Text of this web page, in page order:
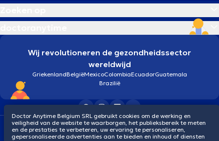
Wij revolutioneren de gezondheidssector
wereldwijd
GriekenlandBelgiëMexicoColombiaEcuadorGuatemala
Brazilië
Algemene voorwaarden CookiesPrivacybeleid
© 2026 doctoranytime
Doctor Anytime Belgium SRL gebruikt cookies om de werking en
veiligheid van de website te waarborgen, het publieksbereik te meten
en de prestaties te verbeteren, uw ervaring te personaliseren,
gepersonaliseerde advertenties aan te bieden en inhoud of diensten